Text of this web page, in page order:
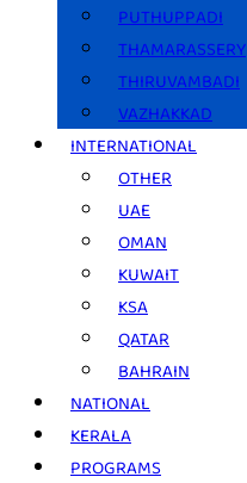
PUTHUPPADI
THAMARASSERY
THIRUVAMBADI
VAZHAKKAD
INTERNATIONAL
OTHER
UAE
OMAN
KUWAIT
KSA
QATAR
BAHRAIN
NATIONAL
KERALA
PROGRAMS